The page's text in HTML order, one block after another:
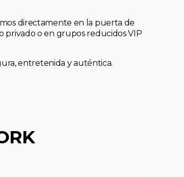
directamente en la puerta de
privado o en grupos reducidos VIP
entretenida y auténtica.